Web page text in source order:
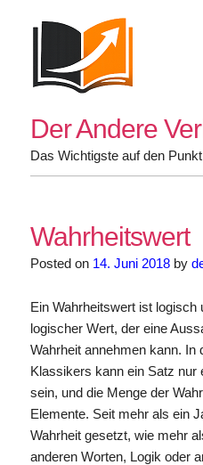
Der Andere
Das Wichtigste auf den
Wahrheitswert
Posted on 14. Juni 2018by
Ein Wahrheitswert ist logisch
logischer Wert, der eine
Wahrheit annehmen kann. In
Klassikers kann ein Satz nur
sein, und die Menge der
Elemente. Seit mehr als ein
Wahrheit gesetzt, wie mehr
anderen Worten, Logik oder